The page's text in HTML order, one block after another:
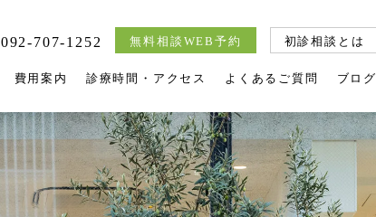
費用案内 診療時間・アクセス よくあるご質問 ブログ
092-707-1252 無料相談WEB予約 初診相談とは